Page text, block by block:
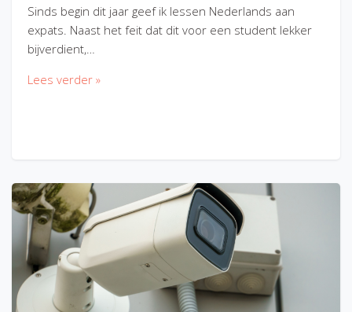
Sinds begin dit jaar geef ik lessen Nederlands aan
expats. Naast het feit dat dit voor een student lekker
bijverdient,…
Lees verder »